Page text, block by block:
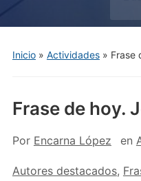
menú
móvil
Inicio» Actividades» Frase
Frase de hoy.
Por Encarna López en
Autores destacados,